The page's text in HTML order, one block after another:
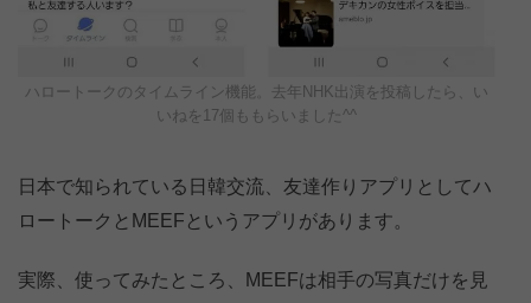
ハロートークのタイムライン機能。去年NHK出演を投稿したら、い
いねを17個ももらいました^^
日本で知られている日韓交流、友達作りアプリとしてハ
ロートークとMEEFというアプリがあります。
実際、使ってみたところ、MEEFは相手の写真だけを見